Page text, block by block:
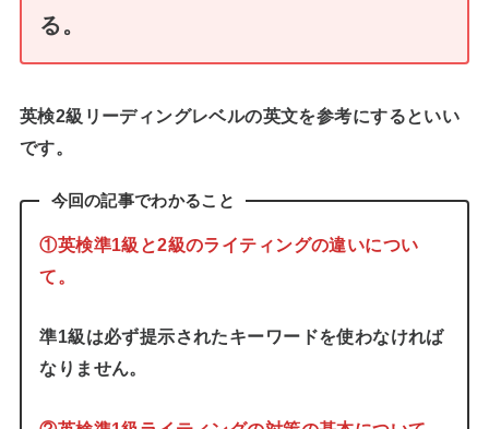
る。
英検2級リーディングレベルの英文を参考にするといい
です。
今回の記事でわかること
①英検準1級と2級のライティングの違いについ
て。
準1級は必ず提示されたキーワードを使わなければ
なりません。